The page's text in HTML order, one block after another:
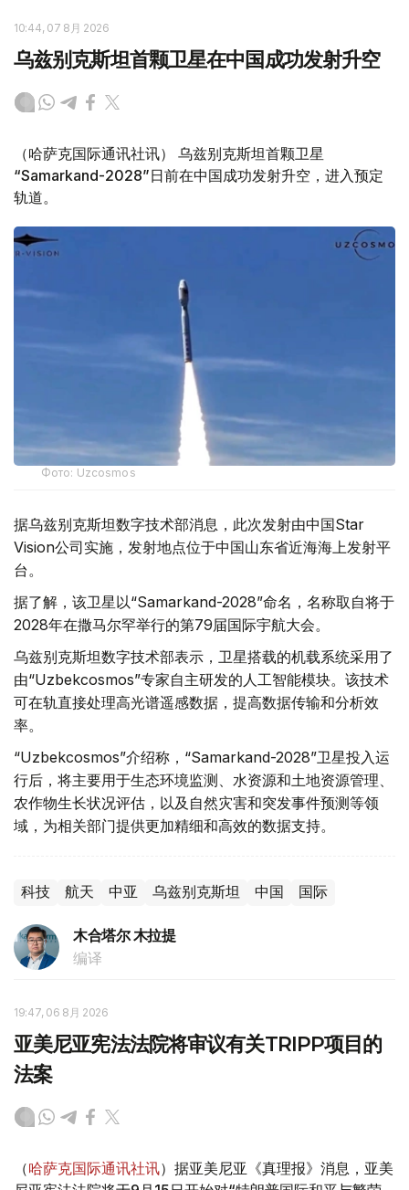
10:44, 07 8月 2026
乌兹别克斯坦首颗卫星在中国成功发射升空
（哈萨克国际通讯社讯） 乌兹别克斯坦首颗卫星
“Samarkand-2028”日前在中国成功发射升空，进入预定
轨道。
Фото: Uzcosmos
据乌兹别克斯坦数字技术部消息，此次发射由中国Star
Vision公司实施，发射地点位于中国山东省近海海上发射平
台。
据了解，该卫星以“Samarkand-2028”命名，名称取自将于
2028年在撒马尔罕举行的第79届国际宇航大会。
乌兹别克斯坦数字技术部表示，卫星搭载的机载系统采用了
由“Uzbekcosmos”专家自主研发的人工智能模块。该技术
可在轨直接处理高光谱遥感数据，提高数据传输和分析效
率。
“Uzbekcosmos”介绍称，“Samarkand-2028”卫星投入运
行后，将主要用于生态环境监测、水资源和土地资源管理、
农作物生长状况评估，以及自然灾害和突发事件预测等领
域，为相关部门提供更加精细和高效的数据支持。
科技 航天 中亚 乌兹别克斯坦 中国 国际
木合塔尔 木拉提
编译
19:47, 06 8月 2026
亚美尼亚宪法法院将审议有关TRIPP项目的
法案
（哈萨克国际通讯社讯）据亚美尼亚《真理报》消息，亚美